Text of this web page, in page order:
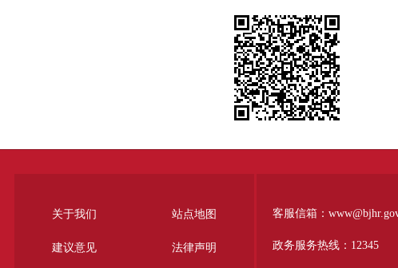
关于我们 站点地图
建议意见 法律声明
客服信箱：
政务服务热线：12345